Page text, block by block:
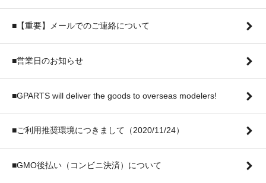
■【重要】メールでのご連絡について
■営業日のお知らせ
■GPARTS will deliver the goods to overseas modelers!
■ご利用推奨環境につきまして（2020/11/24）
■GMO後払い（コンビニ決済）について